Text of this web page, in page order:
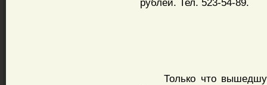
рублей. Тел. 523-54-89.
Только что вышедшую